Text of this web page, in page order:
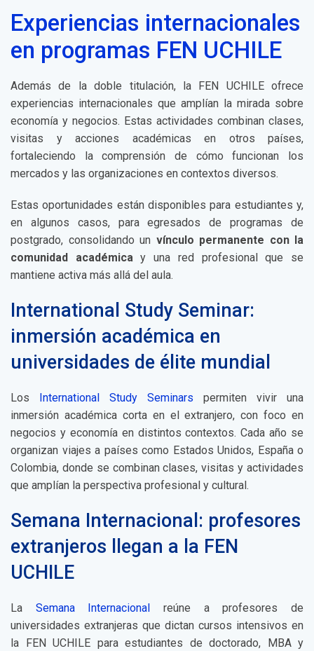
Experiencias internacionales
en programas FEN UCHILE
Además de la doble titulación, la FEN UCHILE ofrece
experiencias internacionales que amplían la mirada sobre
economía y negocios. Estas actividades combinan clases,
visitas y acciones académicas en otros países,
fortaleciendo la comprensión de cómo funcionan los
mercados y las organizaciones en contextos diversos.
Estas oportunidades están disponibles para estudiantes y,
en algunos casos, para egresados de programas de
postgrado, consolidando un vínculo permanente con la
comunidad académicay una red profesional que se
mantiene activa más allá del aula.
International Study Seminar:
inmersión académica en
universidades de élite mundial
Los International Study Seminars permiten vivir una
inmersión académica corta en el extranjero, con foco en
negocios y economía en distintos contextos. Cada año se
organizan viajes a países como Estados Unidos, España o
Colombia, donde se combinan clases, visitas y actividades
que amplían la perspectiva profesional y cultural.
Semana Internacional: profesores
extranjeros llegan a la FEN
UCHILE
La Semana Internacional
reúne a profesores de
universidades extranjeras que dictan cursos intensivos en
la FEN UCHILE para estudiantes de doctorado, MBA y